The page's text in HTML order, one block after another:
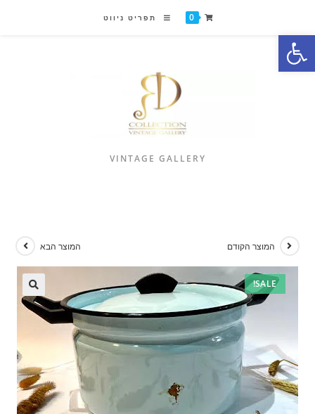
פתח סרגל נגישות
0 תפריט ניווט
VINTAGE GALLERY
SALE!
המוצר הקודם המוצר הבא